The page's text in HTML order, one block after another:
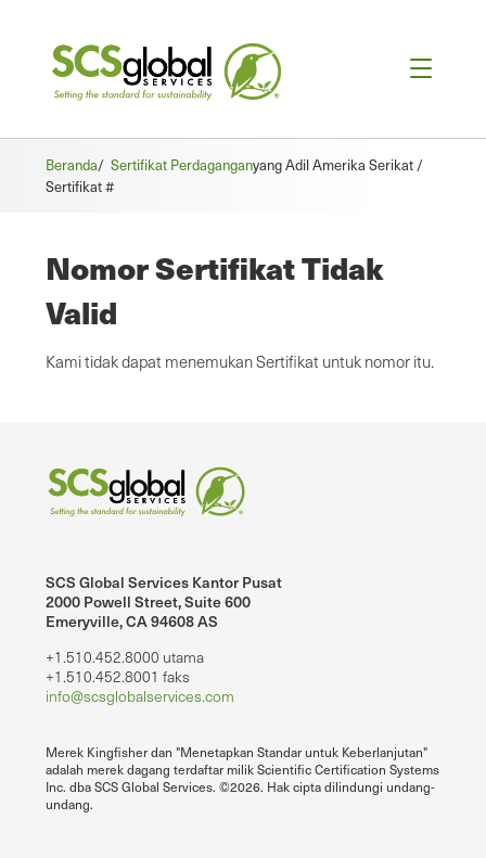
Beranda/ Sertifikat Perdaganganyang Adil Amerika Serikat /
Sertifikat #
Nomor Sertifikat Tidak
Valid
Kami tidak dapat menemukan Sertifikat untuk nomor itu.
SCS Global Services Kantor Pusat
2000 Powell Street, Suite 600
Emeryville, CA 94608 AS
+1.510.452.8000 utama
+1.510.452.8001 faks
info@scsglobalservices.com
Merek Kingfisher dan "Menetapkan Standar untuk Keberlanjutan"
adalah merek dagang terdaftar milik Scientific Certification Systems
Inc. dba SCS Global Services. ©2026. Hak cipta dilindungi undang-
undang.